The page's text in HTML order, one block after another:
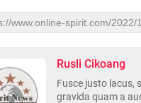
Rusli Cikoang
Fusce justo lacus,
gravida quam a